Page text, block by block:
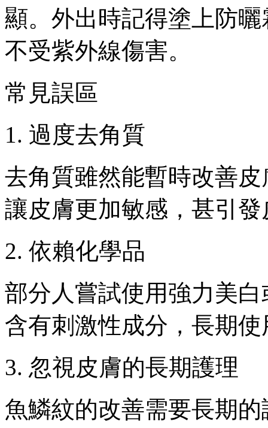
顯。外出時記得塗上防
不受紫外線傷害。
常見誤區
1. 過度去角質
去角質雖然能暫時改善
讓皮膚更加敏感，甚引
2. 依賴化學品
部分人嘗試使用強力美
含有刺激性成分，長期
3. 忽視皮膚的長期護理
魚鱗紋的改善需要長期